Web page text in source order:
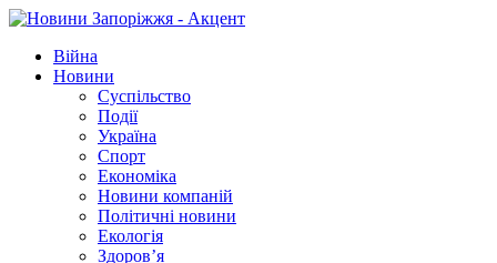
Війна
Новини
Суспільство
Події
Україна
Спорт
Економіка
Новини компаній
Політичні новини
Екологія
Здоров’я